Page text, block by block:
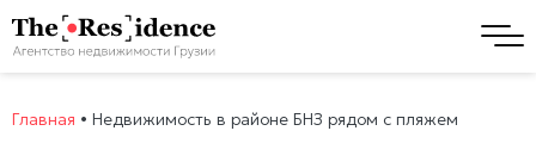
Главная • Недвижимость в районе БНЗ рядом с пляжем